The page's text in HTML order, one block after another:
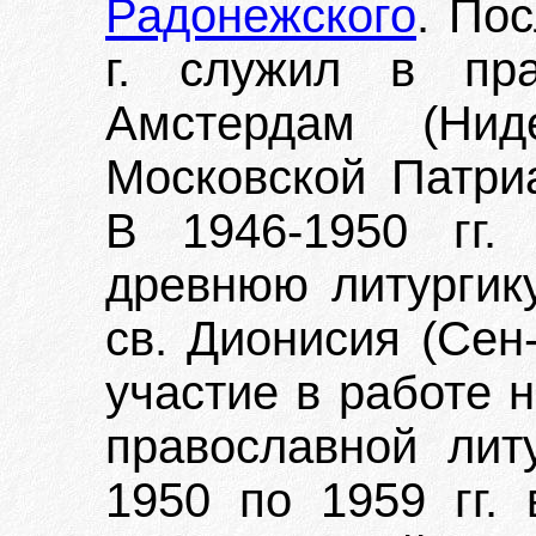
Радонежского.
г. служил в
Амстердам
Московской
В 1946-1950 гг.
древнюю
св. Дионисия
участие в работе
православной
1950 по 1959 гг.